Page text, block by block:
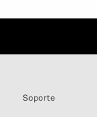
Soporte